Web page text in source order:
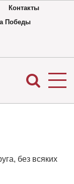
Контакты
Победы
без всяких